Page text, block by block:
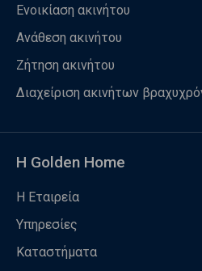
Ενοικίαση ακινήτου
Ανάθεση ακινήτου
Ζήτηση ακινήτου
Διαχείριση ακινήτων
Η Golden Home
Η Εταιρεία
Υπηρεσίες
Καταστήματα